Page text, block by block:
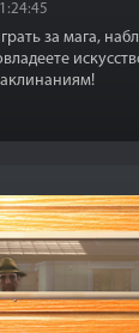
за мага,